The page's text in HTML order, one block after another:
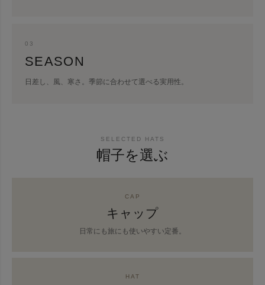
03
SEASON
日差し、風、寒さ。季節に合わせて選べる実用性。
SELECTED HATS
帽子を選ぶ
CAP
キャップ
日常にも旅にも使いやすい定番。
HAT